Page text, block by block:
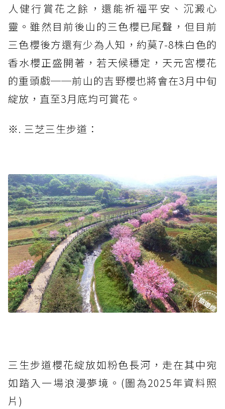
人健行賞花之餘，還能祈福平安、沉澱心
靈。雖然目前後山的三色櫻已尾聲，但目前
三色櫻後方還有少為人知，約莫7-8株白色的
香水櫻正盛開著，若天候穩定，天元宮櫻花
的重頭戲──前山的吉野櫻也將會在3月中旬
綻放，直至3月底均可賞花。
※. 三芝三生步道：
三生步道櫻花綻放如粉色長河，走在其中宛
如踏入一場浪漫夢境。(圖為2025年資料照
片)